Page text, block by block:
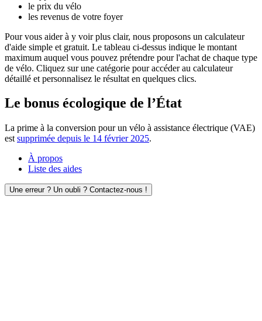
le prix du vélo
les revenus de votre foyer
Pour vous aider à y voir plus clair, nous proposons un calculateur
d'aide simple et gratuit. Le tableau ci-dessus indique le montant
maximum auquel vous pouvez prétendre pour l'achat de chaque type
de vélo. Cliquez sur une catégorie pour accéder au calculateur
détaillé et personnalisez le résultat en quelques clics.
Le bonus écologique de l’État
La prime à la conversion pour un vélo à assistance électrique (VAE)
est supprimée depuis le 14 février 2025.
À propos
Liste des aides
Une erreur ? Un oubli ? Contactez-nous !